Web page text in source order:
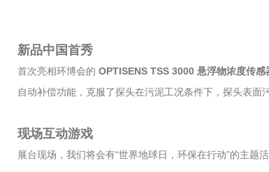
新品中国首秀
首次亮相环博会的 OPTISENS TSS 3000 悬浮物浓度传
自动补偿功能，克服了探头在污泥工况条件下，探头表面
现场互动游戏
展台现场，我们将会有“世界地球日，环保在行动”的主题